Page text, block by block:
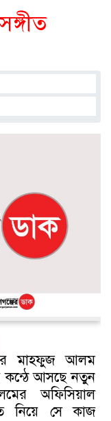
মাহফুজ আলম
কন্ঠে আসছে নতুন
অফিসিয়াল
নিয়ে সে কাজ